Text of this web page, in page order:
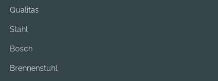
Qualitas
Stahl
Bosch
Brennenstuhl